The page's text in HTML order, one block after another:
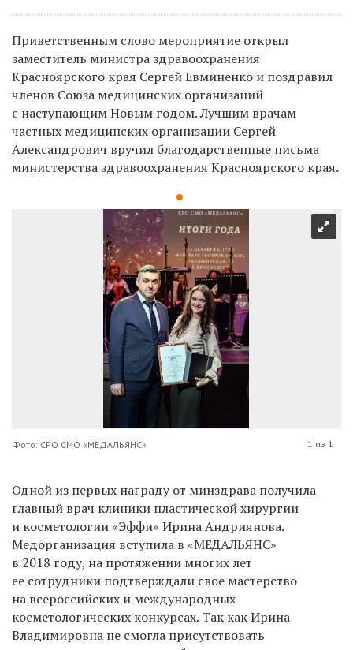
Приветственным слово мероприятие открыл
заместитель министра здравоохранения
Красноярского края Сергей Евминенко и поздравил
членов Союза медицинских организаций
с наступающим Новым годом. Лучшим врачам
частных медицинских организации Сергей
Александрович вручил благодарственные письма
министерства здравоохранения Красноярского края.
Фото: СРО СМО «МЕДАЛЬЯНС» 1 из 1
Одной из первых награду от минздрава получила
главный врач клиники пластической хирургии
и косметологии «Эффи» Ирина Андриянова.
Медорганизация вступила в «МЕДАЛЬЯНС»
в 2018 году, на протяжении многих лет
ее сотрудники подтверждали свое мастерство
на всероссийских и международных
косметологических конкурсах. Так как Ирина
Владимировна не смогла присутствовать